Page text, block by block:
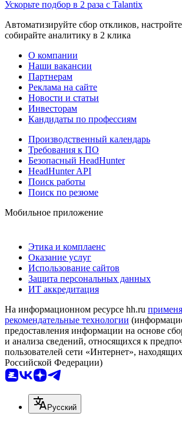
Ускорьте подбор в 2 раза с Talantix
Автоматизируйте сбор откликов,
собирайте аналитику в 2 клика
О компании
Наши вакансии
Партнерам
Реклама на сайте
Новости и статьи
Инвесторам
Кандидаты по профессиям
Производственный календарь
Требования к ПО
Безопасный HeadHunter
HeadHunter API
Поиск работы
Поиск по резюме
Мобильное приложение
Этика и комплаенс
Оказание услуг
Использование сайтов
Защита персональных данных
ИТ аккредитация
На информационном ресурсе hh.ru
рекомендательные технологии
предоставления информации на основе
и анализа сведений, относящихся к
пользователей сети «Интернет»,
Российской Федерации)
Русский